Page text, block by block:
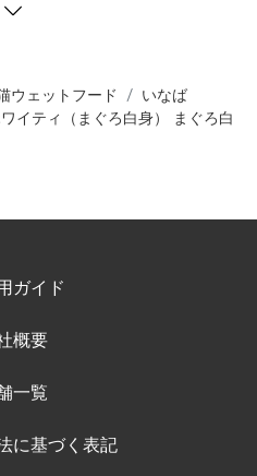
ウェットフード
いなば
イティ（まぐろ白身） まぐろ白
ガイド
概要
一覧
に基づく表記